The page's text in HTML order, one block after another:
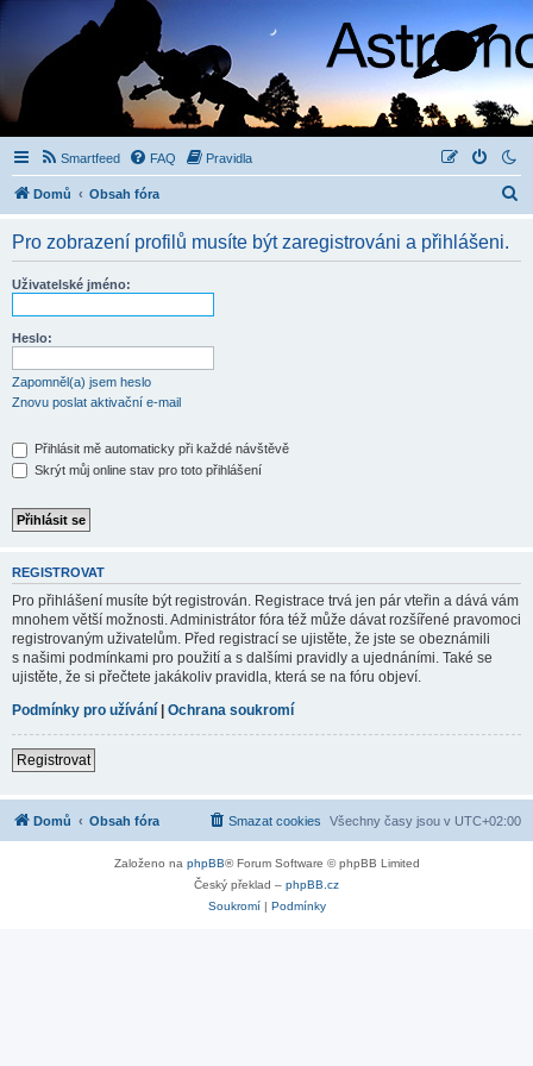
Smartfeed FAQ Pravidla
Domů Obsah fóra
Pro zobrazení profilů musíte být zaregistrováni a přihlášeni.
Uživatelské jméno:
Heslo:
Zapomněl(a) jsem heslo
Znovu poslat aktivační e-mail
Přihlásit mě automaticky při každé návštěvě
Skrýt můj online stav pro toto přihlášení
REGISTROVAT
Pro přihlášení musíte být registrován. Registrace trvá jen pár vteřin a dává vám
mnohem větší možnosti. Administrátor fóra též může dávat rozšířené pravomoci
registrovaným uživatelům. Před registrací se ujistěte, že jste se obeznámili
s našimi podmínkami pro použití a s dalšími pravidly a ujednáními. Také se
ujistěte, že si přečtete jakákoliv pravidla, která se na fóru objeví.
Podmínky pro užívání | Ochrana soukromí
Registrovat
Domů Obsah fóra Všechny časy jsou v UTC+02:00
Smazat cookies
Založeno na phpBB® Forum Software © phpBB Limited
Český překlad – phpBB.cz
Soukromí| Podmínky